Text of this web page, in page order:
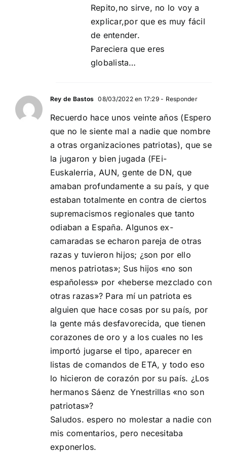
Repito,no sirve, no lo voy a
explicar,por que es muy fácil
de entender.
Pareciera que eres
globalista…
Rey de Bastos 08/03/2022 en 17:29- Responder
Recuerdo hace unos veinte años (Espero
que no le siente mal a nadie que nombre
a otras organizaciones patriotas), que se
la jugaron y bien jugada (FEi-
Euskalerria, AUN, gente de DN, que
amaban profundamente a su país, y que
estaban totalmente en contra de ciertos
supremacismos regionales que tanto
odiaban a España. Algunos ex-
camaradas se echaron pareja de otras
razas y tuvieron hijos; ¿son por ello
menos patriotas»; Sus hijos «no son
españoless» por «heberse mezclado con
otras razas»? Para mí un patriota es
alguien que hace cosas por su país, por
la gente más desfavorecida, que tienen
corazones de oro y a los cuales no les
importó jugarse el tipo, aparecer en
listas de comandos de ETA, y todo eso
lo hicieron de corazón por su país. ¿Los
hermanos Sáenz de Ynestrillas «no son
patriotas»?
Saludos. espero no molestar a nadie con
mis comentarios, pero necesitaba
exponerlos.